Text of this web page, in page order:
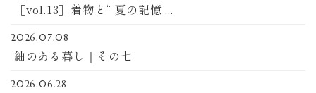
［vol.13］着物と“ 夏の記憶 ...
2026.07.08
紬のある暮し｜その七
2026.06.28